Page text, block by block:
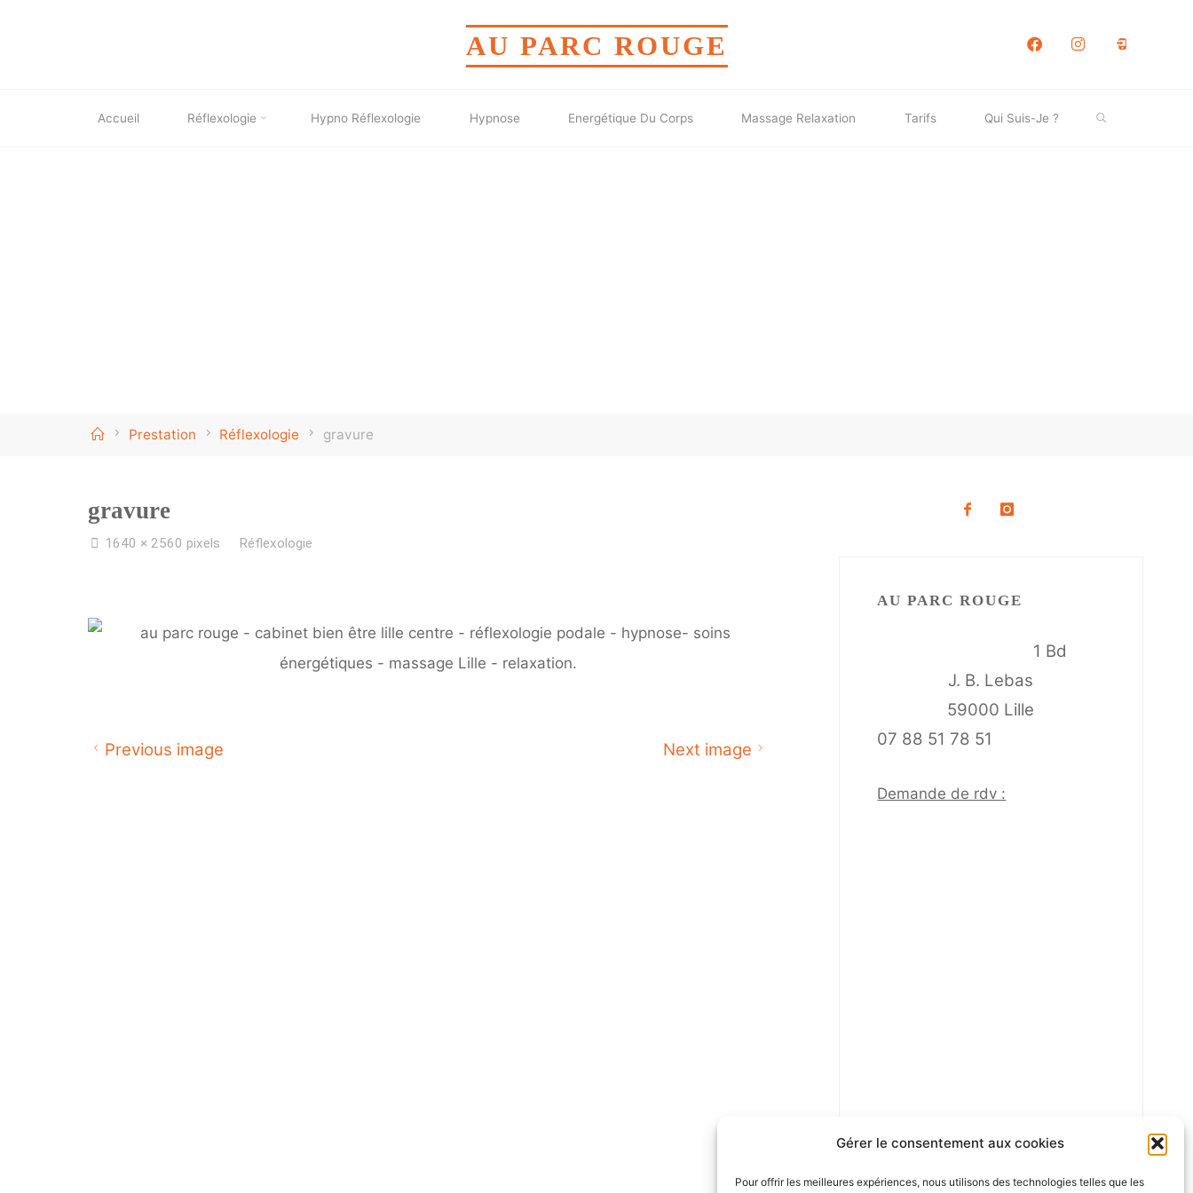
Gérer le consentement aux cookies
Pour offrir les meilleures expériences, nous utilisons des technologies telles que les
AU PARC ROUGE FacebookInstagram
Accueil Réflexologie Hypno Réflexologie Hypnose Energétique Du Corps Massage Relaxation Tarifs Qui Suis-Je ?
HomePrestation Réflexologie gravure
gravure
Full1640 × 2560 pixels Réflexologie
Previous image Next image
AU PARC ROUGE
1 Bd
J. B. Lebas
59000 Lille
07 88 51 78 51
Demande de rdv :